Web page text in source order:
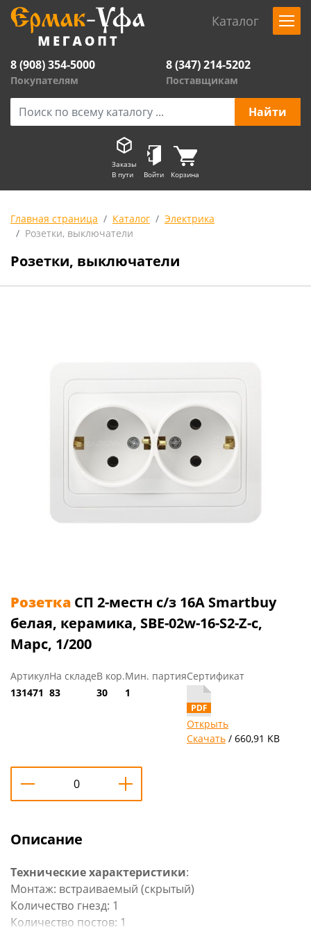
Каталог
8 (908) 354-5000
Покупателям
8 (347) 214-5202
Поставщикам
Заказы
В пути
Войти Корзина
Главная страница Каталог
Электрика
Розетки, выключатели
Розетки, выключатели
Розетка СП 2-местн с/з 16А Smartbuy
белая, керамика, SBE-02w-16-S2-Z-c,
Марс, 1/200
Артикул
131471
На складе
83
В кор.
30
Мин. партия
1
Сертификат
Открыть
Скачать / 660,91 KB
Описание
Технические характеристики:
Монтаж: встраиваемый (скрытый)
Количество гнезд: 1
Количество постов: 1